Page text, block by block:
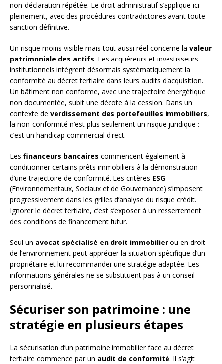
non-déclaration répétée. Le droit administratif s’applique ici
pleinement, avec des procédures contradictoires avant toute
sanction définitive.
Un risque moins visible mais tout aussi réel concerne la valeur
patrimoniale des actifs. Les acquéreurs et investisseurs
institutionnels intègrent désormais systématiquement la
conformité au décret tertiaire dans leurs audits d’acquisition.
Un bâtiment non conforme, avec une trajectoire énergétique
non documentée, subit une décote à la cession. Dans un
contexte de verdissement des portefeuilles immobiliers,
la non-conformité n’est plus seulement un risque juridique :
c’est un handicap commercial direct.
Les financeurs bancaires commencent également à
conditionner certains prêts immobiliers à la démonstration
d’une trajectoire de conformité. Les critères ESG
(Environnementaux, Sociaux et de Gouvernance) s’imposent
progressivement dans les grilles d’analyse du risque crédit.
Ignorer le décret tertiaire, c’est s’exposer à un resserrement
des conditions de financement futur.
Seul un avocat spécialisé en droit immobilier ou en droit
de l’environnement peut apprécier la situation spécifique d’un
propriétaire et lui recommander une stratégie adaptée. Les
informations générales ne se substituent pas à un conseil
personnalisé.
Sécuriser son patrimoine : une
stratégie en plusieurs étapes
La sécurisation d’un patrimoine immobilier face au décret
tertiaire commence par un audit de conformité. Il s’agit